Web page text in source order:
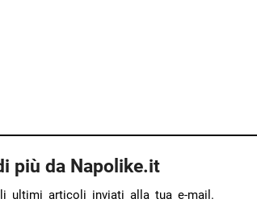
più da Napolike.it
ultimi articoli inviati alla tua e-mail.